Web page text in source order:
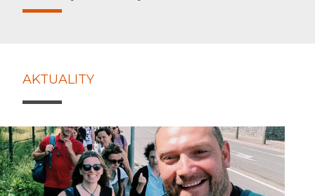
AKTUALITY